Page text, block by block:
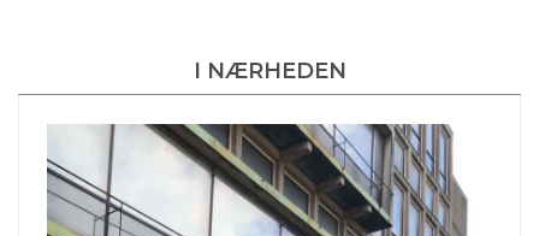
I NÆRHEDEN